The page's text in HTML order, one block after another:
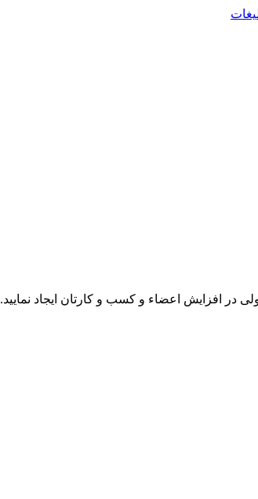
در افزایش اعضاء و کسب و کارتان ایجاد نمایید.